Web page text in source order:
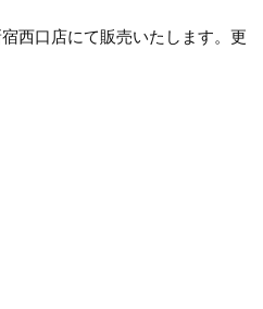
西口店にて販売いたします。更